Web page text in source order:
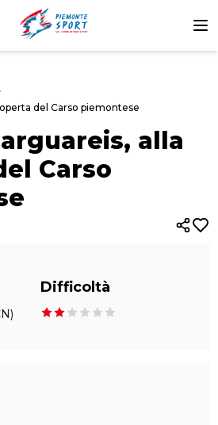
del Carso piemontese
alla
Carso
Difficoltà